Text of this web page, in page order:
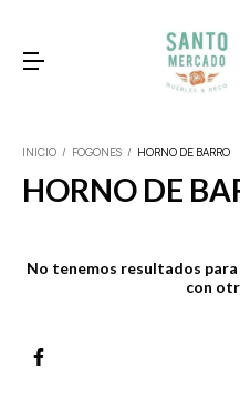
INICIO / FOGONES / HORNO DE BARRO
HORNO DE
No tenemos resultados
con